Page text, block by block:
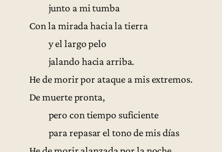
junto a mi tumba
Con la mirada hacia la tierra
y el largo pelo
jalando hacia arriba.
He de morir por ataque a mis extremos.
De muerte pronta,
pero con tiempo suficiente
para repasar el tono de mis días